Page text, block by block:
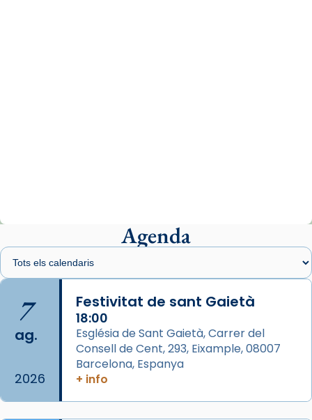
presidit aquest 27 de juliol la missa de Les
Santes de Mataró.
🔗
📸 J. Merino
Photo
View on Facebook · Share
Arquebisbat de Barcelona
2 weeks ago
Agenda
7
ag.
2026
Festivitat de sant Gaietà
18:00
Església de Sant Gaietà, Carrer del
Consell de Cent, 293, Eixample, 08007
Barcelona, Espanya
+ info